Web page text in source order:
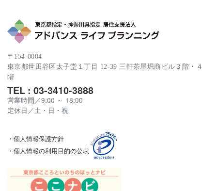
〒154-0004
東京都世田谷区太子堂１丁目 12-39 三軒茶屋堀商ビル３階・４
階
TEL : 03-3410-3888
営業時間／9:00 ～ 18:00
定休日／土・日・祝
・個人情報保護方針
・個人情報の利用目的の公表